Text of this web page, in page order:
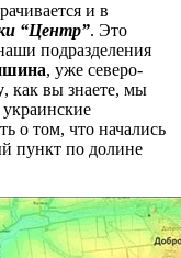
и в
“Центр”. Это
подразделения
, уже северо-
, как вы знаете, мы
о том, что начались
пункт по долине